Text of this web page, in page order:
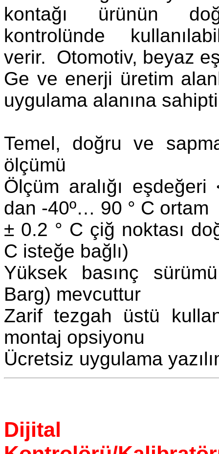
kontağı ürünün
kontrolünde
verir. Otomotiv, beyaz
Ge ve enerji üretim
uygulama alanına
Temel, doğru ve
ölçümü
Ölçüm aralığı
dan -40º… 90 ° C ortam
± 0.2 ° C çiğ noktası
C isteğe bağlı)
Yüksek basınç
Barg) mevcuttur
Zarif tezgah üstü
montaj opsiyonu
Ücretsiz uygulama
Dijital